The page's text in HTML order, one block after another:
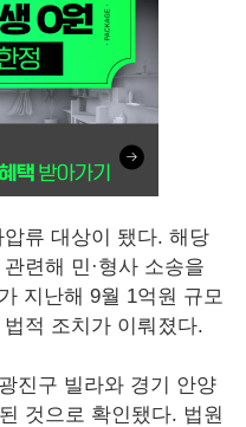
류 대상이 됐다. 해당
련해 민·형사 소송을
지난해 9월 1억원 규모
적 조치가 이뤄졌다.
진구 빌라와 경기 안양
것으로 확인됐다. 법원